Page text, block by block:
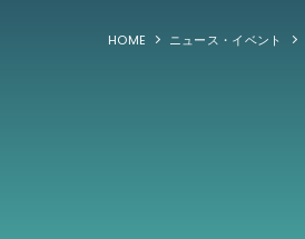
HOME ニュース・イベント